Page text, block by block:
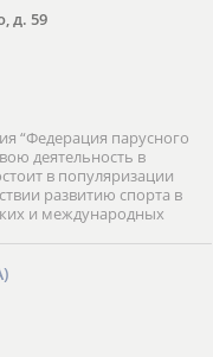
д. 59
“Федерация парусного
деятельность в
в популяризации
развитию спорта в
и международных